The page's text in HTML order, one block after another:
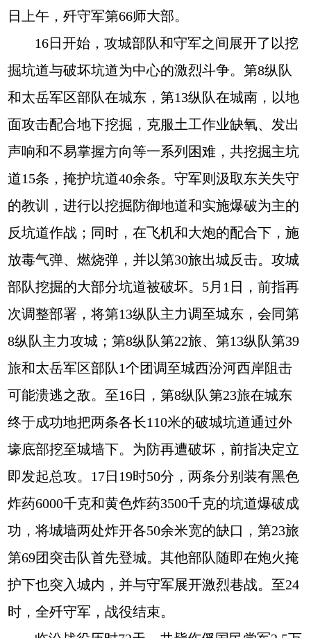
日上午，歼守军第66师大部。
16日开始，攻城部队和守军之间展开了以挖
掘坑道与破坏坑道为中心的激烈斗争。第8纵队
和太岳军区部队在城东，第13纵队在城南，以地
面攻击配合地下挖掘，克服土工作业缺氧、发出
声响和不易掌握方向等一系列困难，共挖掘主坑
道15条，掩护坑道40余条。守军则汲取东关失守
的教训，进行以挖掘防御地道和实施爆破为主的
反坑道作战；同时，在飞机和大炮的配合下，施
放毒气弹、燃烧弹，并以第30旅出城反击。攻城
部队挖掘的大部分坑道被破坏。5月1日，前指再
次调整部署，将第13纵队主力调至城东，会同第
8纵队主力攻城；第8纵队第22旅、第13纵队第39
旅和太岳军区部队1个团调至城西汾河西岸阻击
可能溃逃之敌。至16日，第8纵队第23旅在城东
终于成功地把两条各长110米的破城坑道通过外
壕底部挖至城墙下。为防再遭破坏，前指决定立
即发起总攻。17日19时50分，两条分别装有黑色
炸药6000千克和黄色炸药3500千克的坑道爆破成
功，将城墙两处炸开各50余米宽的缺口，第23旅
第69团突击队首先登城。其他部队随即在炮火掩
护下也突入城内，并与守军展开激烈巷战。至24
时，全歼守军，战役结束。